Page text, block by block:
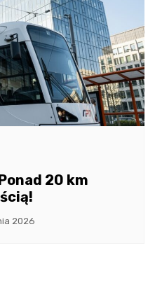
20 km
2026